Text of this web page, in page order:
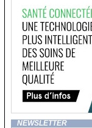
NEWSLETTER